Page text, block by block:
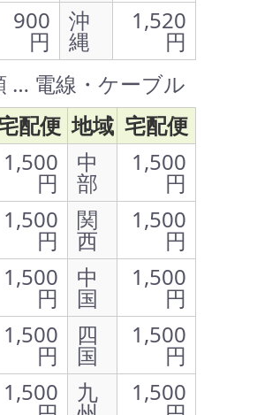
900
円
沖
縄
1,520
円
… 電線・ケーブル
配便 地域 宅配便
1,500
円
中
部
1,500
円
1,500
円
関
西
1,500
円
1,500
円
中
国
1,500
円
1,500
円
四
国
1,500
円
1,500 九 1,500